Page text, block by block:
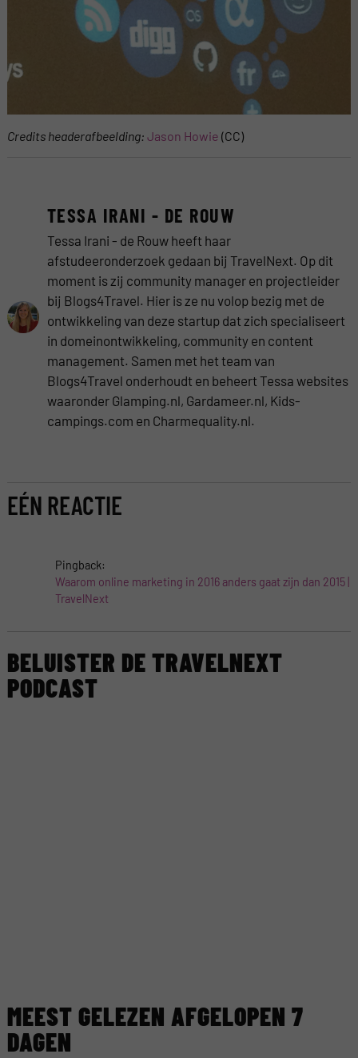
Credits headerafbeelding: Jason Howie (CC)
TESSA IRANI - DE ROUW
Tessa Irani - de Rouw heeft haar
afstudeeronderzoek gedaan bij TravelNext. Op dit
moment is zij community manager en projectleider
bij Blogs4Travel. Hier is ze nu volop bezig met de
ontwikkeling van deze startup dat zich specialiseert
in domeinontwikkeling, community en content
management. Samen met het team van
Blogs4Travel onderhoudt en beheert Tessa websites
waaronder Glamping.nl, Gardameer.nl, Kids-
campings.com en Charmequality.nl.
EÉN REACTIE
Pingback:
Waarom online marketing in 2016 anders gaat zijn dan 2015 |
TravelNext
BELUISTER DE TRAVELNEXT
PODCAST
MEEST GELEZEN AFGELOPEN 7
DAGEN